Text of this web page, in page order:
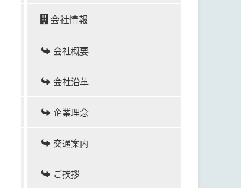
会社情報
会社概要
会社沿革
企業理念
交通案内
ご挨拶